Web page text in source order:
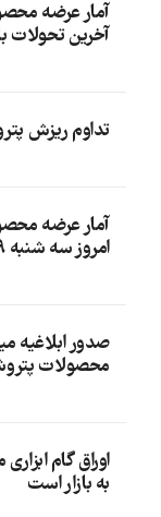
آمار عرضه
آخرین تحولات
تداوم ریزش
آمار عرضه
امروز سه شنبه ۲۹ آبان ۱۴۰۳
صدور ابلاغیه
محصولات پتروشیمی در
اوراق گام
به بازار است